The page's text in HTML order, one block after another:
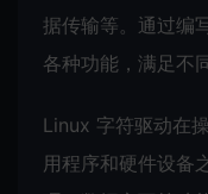
据传输等。通过编
各种功能，满足不
Linux 字符驱动在
用程序和硬件设备